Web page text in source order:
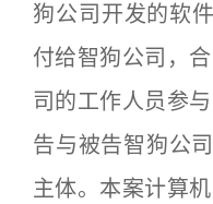
狗公司开发的软
付给智狗公司，
司的工作人员参
告与被告智狗公
主体。本案计算